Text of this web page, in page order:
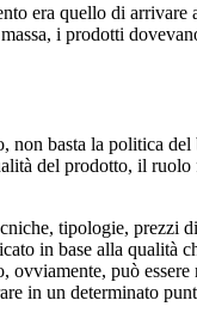
era quello di
i prodotti
basta la politica
del prodotto, il
tipologie, prezzi
in base alla qualità
può
in un determinato